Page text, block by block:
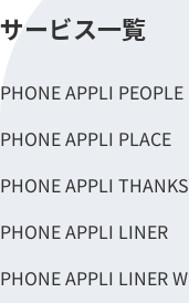
サービス一覧
PHONE APPLI PEOPLE
PHONE APPLI PLACE
PHONE APPLI THANKS
PHONE APPLI LINER
PHONE APPLI LINER W